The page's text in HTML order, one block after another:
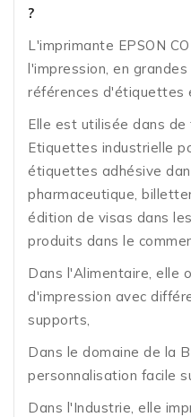
?
L'imprimante EPSON
l'impression, en
références d'étiquettes
Elle est utilisée dans
Etiquettes industrielle
étiquettes adhésive
pharmaceutique,
édition de visas dans
produits dans le
Dans l'Alimentaire, elle
d'impression avec
supports,
Dans le domaine de la
personnalisation facile
Dans l'Industrie, elle